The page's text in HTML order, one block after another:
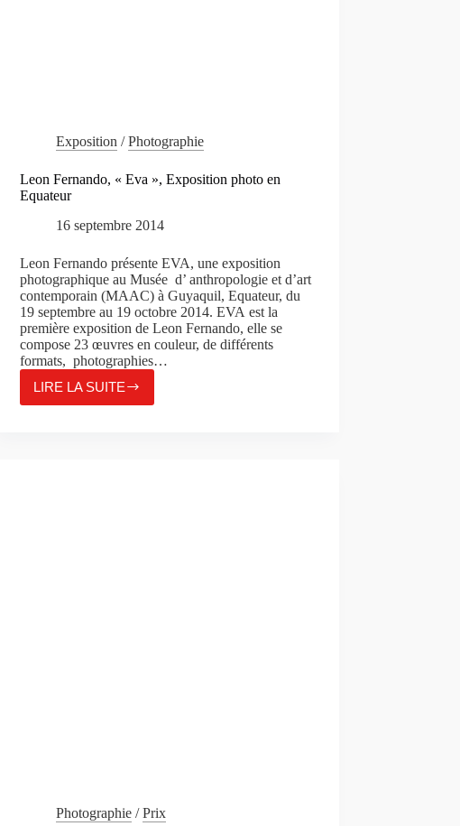
Exposition /Photographie
Leon Fernando, « Eva », Exposition photo en
Equateur
16 septembre 2014
Leon Fernando présente EVA, une exposition
photographique au Musée d’ anthropologie et d’art
contemporain (MAAC) à Guyaquil, Equateur, du
19 septembre au 19 octobre 2014. EVA est la
première exposition de Leon Fernando, elle se
compose 23 œuvres en couleur, de différents
formats, photographies…
LIRE LA SUITE
LEON
FERNANDO,
Photographie /Prix